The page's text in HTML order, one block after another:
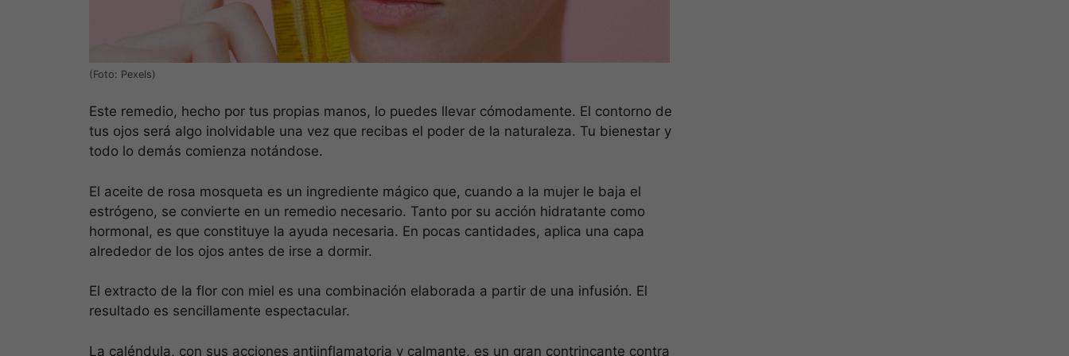
(Foto: Pexels)
Este remedio, hecho por tus propias manos, lo puedes llevar cómodamente. El contorno de
tus ojos será algo inolvidable una vez que recibas el poder de la naturaleza. Tu bienestar y
todo lo demás comienza notándose.
El aceite de rosa mosqueta es un ingrediente mágico que, cuando a la mujer le baja el
estrógeno, se convierte en un remedio necesario. Tanto por su acción hidratante como
hormonal, es que constituye la ayuda necesaria. En pocas cantidades, aplica una capa
alrededor de los ojos antes de irse a dormir.
El extracto de la flor con miel es una combinación elaborada a partir de una infusión. El
resultado es sencillamente espectacular.
La caléndula, con sus acciones antiinflamatoria y calmante, es un gran contrincante contra